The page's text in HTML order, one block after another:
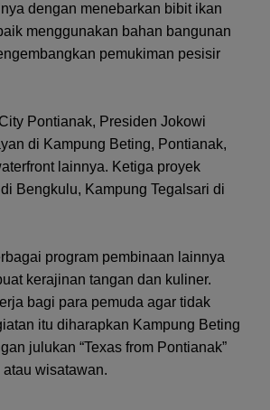
dengan menebarkan bibit ikan
menggunakan bahan bangunan
pemukiman pesisir
Pontianak, Presiden Jokowi
di Kampung Beting, Pontianak,
lainnya. Ketiga proyek
Bengkulu, Kampung Tegalsari di
program pembinaan lainnya
kerajinan tangan dan kuliner.
bagi para pemuda agar tidak
itu diharapkan Kampung Beting
julukan “Texas from Pontianak”
wisatawan.